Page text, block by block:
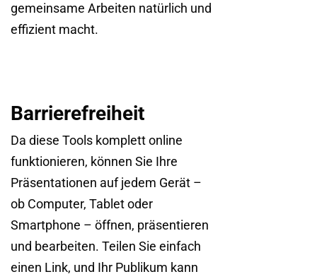
gemeinsame Arbeiten natürlich und
effizient macht.
Barrierefreiheit
Da diese Tools komplett online
funktionieren, können Sie Ihre
Präsentationen auf jedem Gerät –
ob Computer, Tablet oder
Smartphone – öffnen, präsentieren
und bearbeiten. Teilen Sie einfach
einen Link, und Ihr Publikum kann